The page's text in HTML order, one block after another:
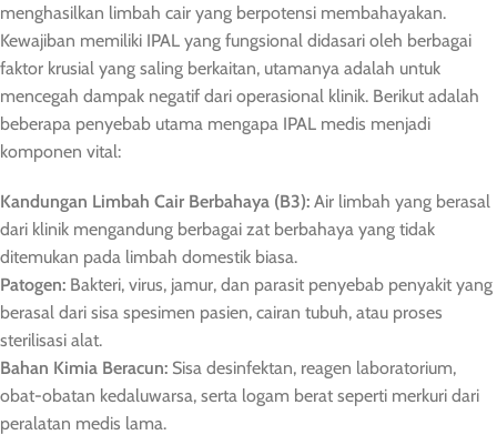
menghasilkan limbah cair yang berpotensi membahayakan.
Kewajiban memiliki IPAL yang fungsional didasari oleh berbagai
faktor krusial yang saling berkaitan, utamanya adalah untuk
mencegah dampak negatif dari operasional klinik. Berikut adalah
beberapa penyebab utama mengapa IPAL medis menjadi
komponen vital:
Kandungan Limbah Cair Berbahaya (B3): Air limbah yang berasal
dari klinik mengandung berbagai zat berbahaya yang tidak
ditemukan pada limbah domestik biasa.
Patogen: Bakteri, virus, jamur, dan parasit penyebab penyakit yang
berasal dari sisa spesimen pasien, cairan tubuh, atau proses
sterilisasi alat.
Bahan Kimia Beracun: Sisa desinfektan, reagen laboratorium,
obat-obatan kedaluwarsa, serta logam berat seperti merkuri dari
peralatan medis lama.